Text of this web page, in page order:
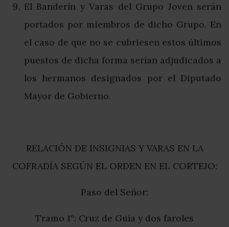
El Banderín y Varas del Grupo Joven serán
portados por miembros de dicho Grupo. En
el caso de que no se cubriesen estos últimos
puestos de dicha forma serían adjudicados a
los hermanos designados por el Diputado
Mayor de Gobierno.
RELACIÓN DE INSIGNIAS Y VARAS EN LA
COFRADÍA SEGÚN EL ORDEN EN EL CORTEJO:
Paso del Señor:
Tramo 1º: Cruz de Guía y dos faroles